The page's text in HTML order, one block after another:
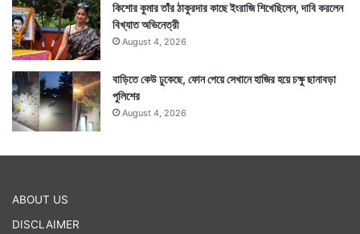
কিশোর কুমার তাঁর ঠাকুরদার কাছে ইংরাজি শিখেছিলেন, দাবি করলেন
বিখ্যাত অভিনেত্রী
August 4, 2026
বাড়িতে কেউ ঢুকেছে, ফোন পেয়ে সেখানে হাজির হয়ে চক্ষু ছানাবড়া
পুলিশের
August 4, 2026
ABOUT US
DISCLAIMER